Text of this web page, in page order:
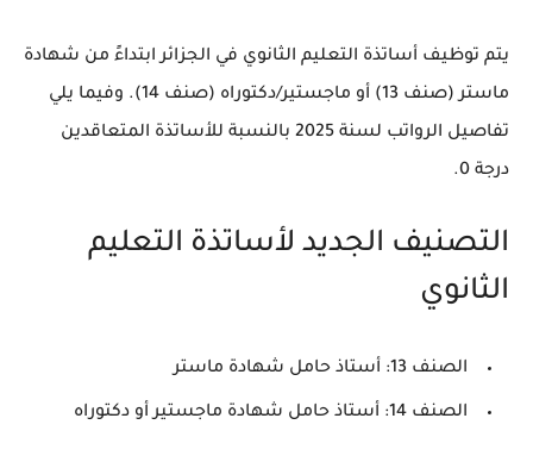
يتم توظيف أساتذة التعليم الثانوي في الجزائر ابتداءً من شهادة
ماستر (صنف 13)
أو ماجستير/دكتوراه (صنف 14)
. وفيما يلي
تفاصيل الرواتب لسنة 2025 بالنسبة للأساتذة المتعاقدين
درجة 0.
التصنيف الجديد لأساتذة التعليم
الثانوي
الصنف 13: أستاذ حامل شهادة ماستر
الصنف 14: أستاذ حامل شهادة ماجستير أو دكتوراه